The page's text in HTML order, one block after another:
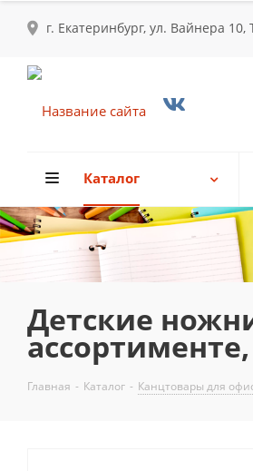
г. Екатеринбург, ул. Вайнера
Каталог
Детские
Главная - Каталог - Канцтовары для